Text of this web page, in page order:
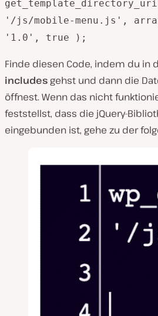
'/js/mobile-menu.js',
'1.0', true );
Finde diesen Code, indem du in
includes gehst und dann die
öffnest. Wenn das nicht
feststellst, dass die jQuery-
eingebunden ist, gehe zu der